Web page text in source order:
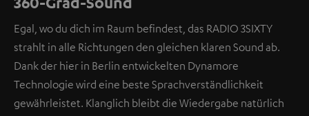
Egal, wo du dich im Raum befindest, das RADIO 3SIXTY
strahlt in alle Richtungen den gleichen klaren Sound ab.
Dank der hier in Berlin entwickelten Dynamore
Technologie wird eine beste Sprachverständlichkeit
gewährleistet. Klanglich bleibt die Wiedergabe natürlich